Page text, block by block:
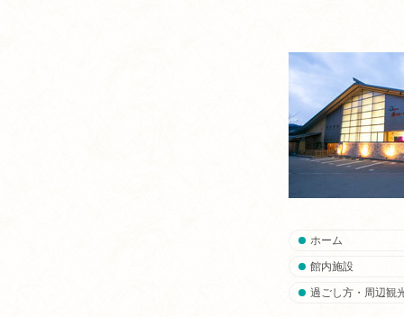
ホーム
館内施設
過ごし方・周辺観